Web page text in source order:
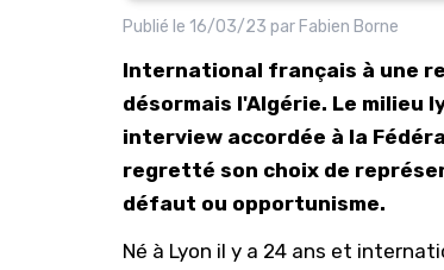
Publié le 16/03/23 par Fabien Borne
International français à une
désormais l'Algérie. Le milieu
interview accordée à la
regretté son choix de
défaut ou opportunisme.
Né à Lyon il y a 24 ans et